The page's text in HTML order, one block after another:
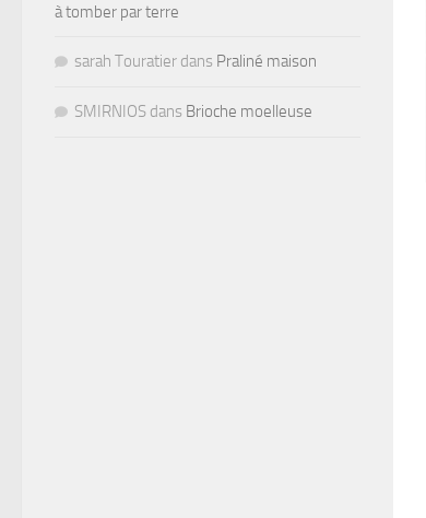
à tomber par terre
sarah Touratier dans Praliné maison
SMIRNIOS dans Brioche moelleuse